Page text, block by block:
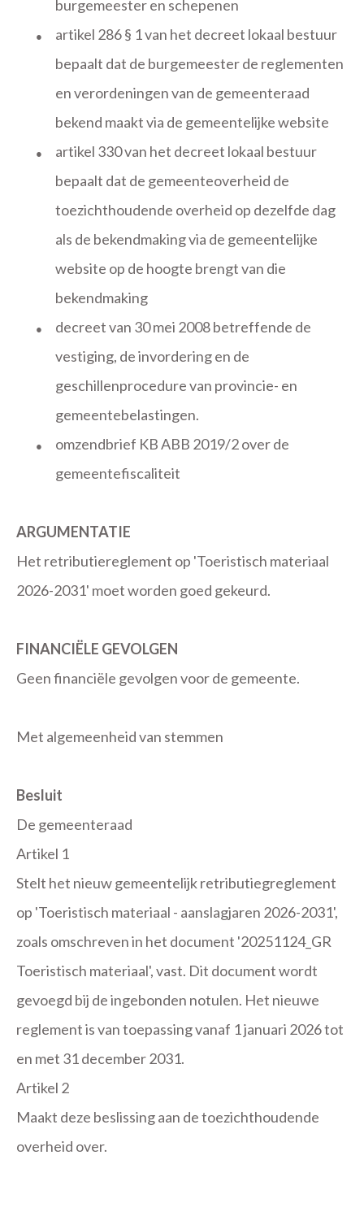
burgemeester en schepenen
●
artikel 286 § 1 van het decreet lokaal bestuur
bepaalt dat de burgemeester de reglementen
en verordeningen van de gemeenteraad
bekend maakt via de gemeentelijke website
●
artikel 330 van het decreet lokaal bestuur
bepaalt dat de gemeenteoverheid de
toezichthoudende overheid op dezelfde dag
als de bekendmaking via de gemeentelijke
website op de hoogte brengt van die
bekendmaking
●
decreet van 30 mei 2008 betreffende de
vestiging, de invordering en de
geschillenprocedure van provincie- en
gemeentebelastingen.
●
omzendbrief KB ABB 2019/2 over de
gemeentefiscaliteit
ARGUMENTATIE
Het retributiereglement op 'Toeristisch materiaal
2026-2031' moet worden goed gekeurd.
FINANCIËLE GEVOLGEN
Geen financiële gevolgen voor de gemeente.
Met algemeenheid van stemmen
Besluit
De gemeenteraad
Artikel 1
Stelt het nieuw gemeentelijk retributiegreglement
op 'Toeristisch materiaal - aanslagjaren 2026-2031',
zoals omschreven in het document '20251124_GR
Toeristisch materiaal', vast. Dit document wordt
gevoegd bij de ingebonden notulen. Het nieuwe
reglement is van toepassing vanaf 1 januari 2026 tot
en met 31 december 2031.
Artikel 2
Maakt deze beslissing aan de toezichthoudende
overheid over.